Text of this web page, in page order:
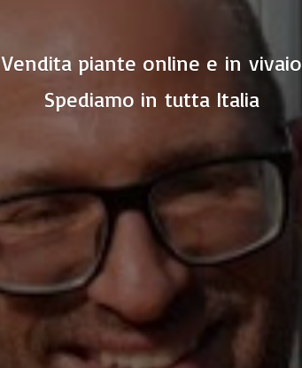
Vendita piante online e in vivaio
Spediamo in tutta Italia